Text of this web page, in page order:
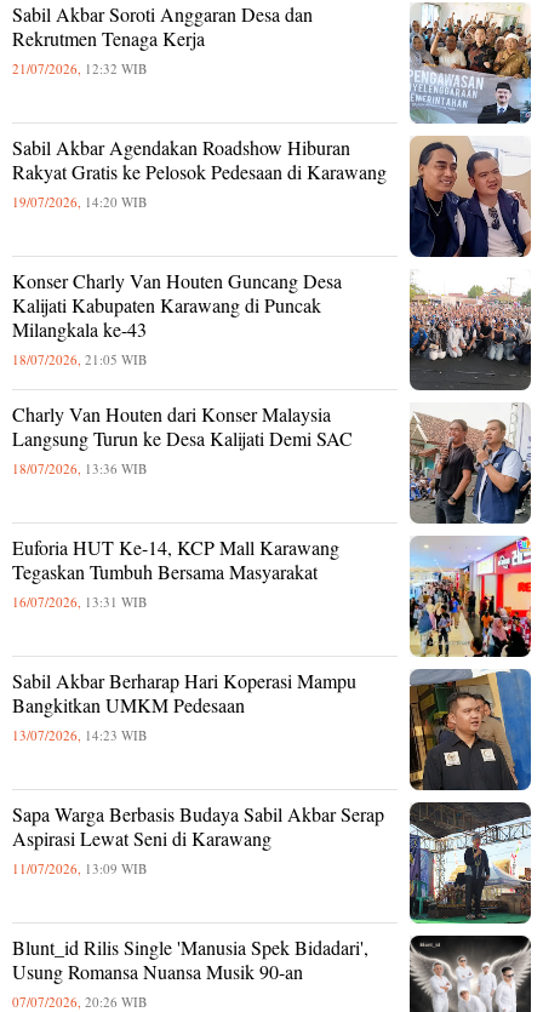
Sabil Akbar Soroti Anggaran Desa dan
Rekrutmen Tenaga Kerja
21/07/2026, 12:32 WIB
Sabil Akbar Agendakan Roadshow Hiburan
Rakyat Gratis ke Pelosok Pedesaan di Karawang
19/07/2026, 14:20 WIB
Konser Charly Van Houten Guncang Desa
Kalijati Kabupaten Karawang di Puncak
Milangkala ke-43
18/07/2026, 21:05 WIB
Charly Van Houten dari Konser Malaysia
Langsung Turun ke Desa Kalijati Demi SAC
18/07/2026, 13:36 WIB
Euforia HUT Ke-14, KCP Mall Karawang
Tegaskan Tumbuh Bersama Masyarakat
16/07/2026, 13:31 WIB
Sabil Akbar Berharap Hari Koperasi Mampu
Bangkitkan UMKM Pedesaan
13/07/2026, 14:23 WIB
Sapa Warga Berbasis Budaya Sabil Akbar Serap
Aspirasi Lewat Seni di Karawang
11/07/2026, 13:09 WIB
Blunt_id Rilis Single 'Manusia Spek Bidadari',
Usung Romansa Nuansa Musik 90-an
07/07/2026, 20:26 WIB